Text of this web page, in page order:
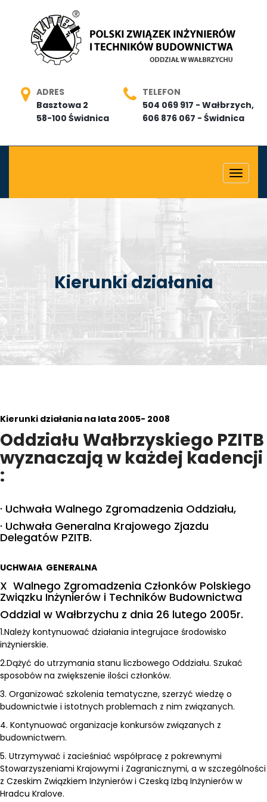
ADRES
Basztowa 2
58-100 Świdnica
TELEFON
504 069 917 - Wałbrzych,
606 876 067 - Świdnica
Toggle
Kierunki działania
Kierunki działania na lata 2005- 2008
Oddziału Wałbrzyskiego PZITB
wyznaczają w każdej kadencji
:
· Uchwała Walnego Zgromadzenia Oddziału,
· Uchwała Generalna Krajowego Zjazdu
Delegatów PZITB.
UCHWAłA GENERALNA
X Walnego Zgromadzenia Członków Polskiego
Związku Inżynierów i Techników Budownictwa
Oddzial w Wałbrzychu z dnia 26 lutego 2005r.
1.Należy kontynuować działania integrujace środowisko
inżynierskie.
2.Dążyć do utrzymania stanu liczbowego Oddziału. Szukać
sposobów na zwiększenie ilości członków.
3. Organizować szkolenia tematyczne, szerzyć wiedzę o
budownictwie i istotnych problemach z nim związanych.
4. Kontynuować organizacje konkursów związanych z
budownictwem.
5. Utrzymywać i zacieśniać współpracę z pokrewnymi
Stowarzyszeniami Krajowymi i Zagranicznymi, a w szczególności
z Czeskim Związkiem Inżynierów i Czeską Izbą Inżynierów w
Hradcu Kralove.